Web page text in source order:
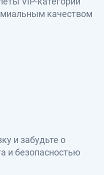
качеством
и забудьте о
и безопасностью